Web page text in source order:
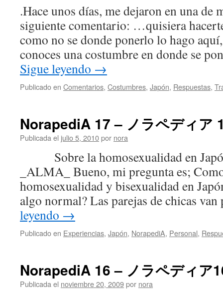
.Hace unos días, me dejaron en una de
siguiente comentario: …quisiera
como no se donde ponerlo lo hago
conoces una costumbre en donde se
Sigue leyendo →
Publicado en Comentarios, Costumbres, Japón, Respuestas,
NorapediA 17 – ノラペディア
Publicada el julio 5, 2010por nora
Sobre la homosexualidad en
_ALMA_ Bueno, mi pregunta es;
homosexualidad y bisexualidad en
algo normal? Las parejas de chicas
leyendo →
Publicado en Experiencias, Japón, NorapediA, Personal,
NorapediA 16 – ノラペディア
Publicada el noviembre 20, 2009por nora